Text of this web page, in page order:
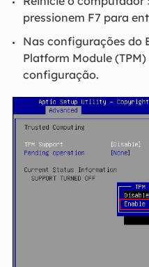
pressionem F7 para
Nas configurações do
Platform Module
configuração.